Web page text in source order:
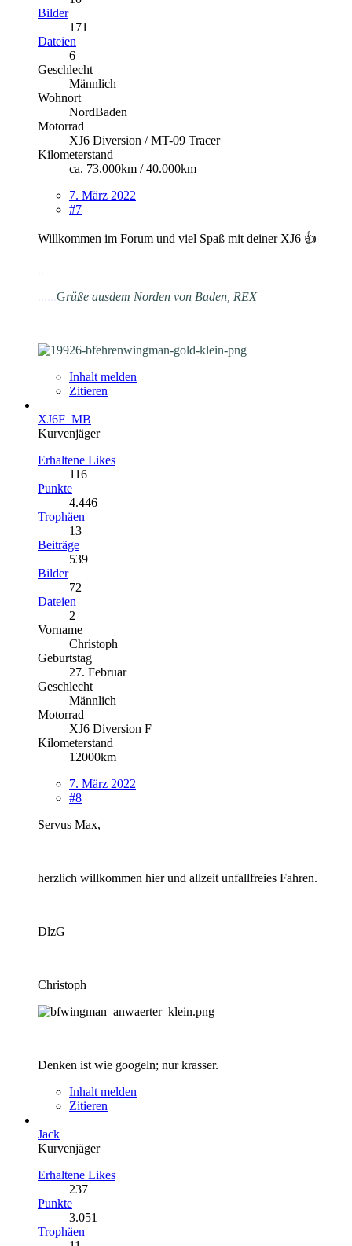
Bilder
171
Dateien
6
Geschlecht
Männlich
Wohnort
NordBaden
Motorrad
XJ6 Diversion / MT-09 Tracer
Kilometerstand
ca. 73.000km / 40.000km
7. März 2022
#7
Willkommen im Forum und viel Spaß mit deiner XJ6 👍
Grüße ausdem Norden von Baden, REX
Inhalt melden
Zitieren
XJ6F_MB
Kurvenjäger
Erhaltene Likes
116
Punkte
4.446
Trophäen
13
Beiträge
539
Bilder
72
Dateien
2
Vorname
Christoph
Geburtstag
27. Februar
Geschlecht
Männlich
Motorrad
XJ6 Diversion F
Kilometerstand
12000km
7. März 2022
#8
Servus Max,
herzlich willkommen hier und allzeit unfallfreies Fahren.
DlzG
Christoph
Denken ist wie googeln; nur krasser.
Inhalt melden
Zitieren
Jack
Kurvenjäger
Erhaltene Likes
237
Punkte
3.051
Trophäen